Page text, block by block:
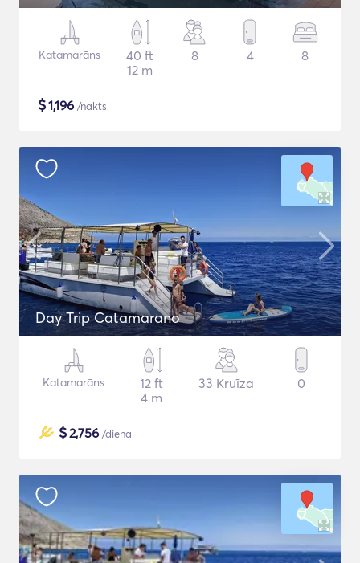
Katamarāns
40 ft
12 m
8 4 8
$1,196 /nakts
Day Trip Catamarano
Katamarāns
12 ft
4 m
33 Kruīza 0
$2,756 /diena